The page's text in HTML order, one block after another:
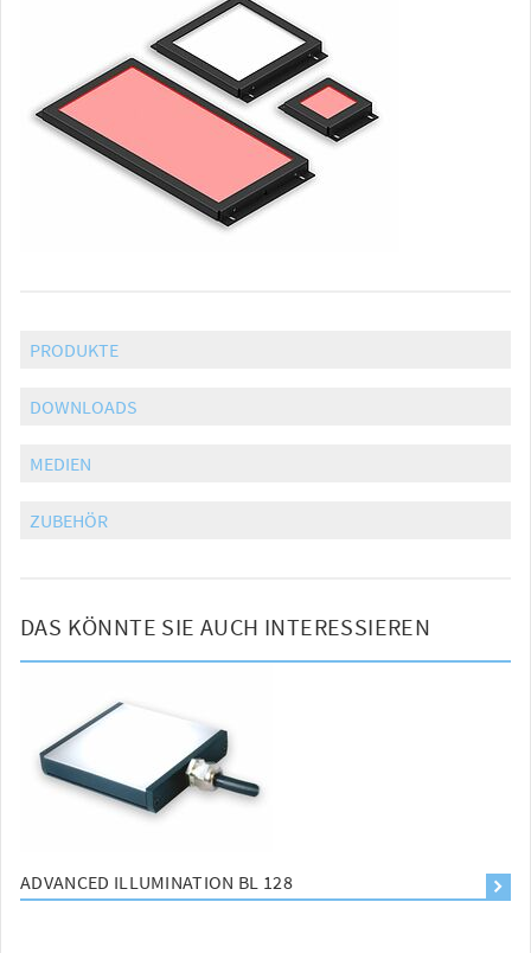
PRODUKTE
DOWNLOADS
MEDIEN
ZUBEHÖR
DAS KÖNNTE SIE AUCH INTERESSIEREN
ADVANCED ILLUMINATION BL 128